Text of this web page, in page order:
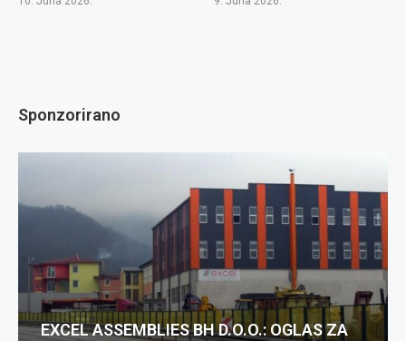
Sponzorirano
EXCEL ASSEMBLIES BH D.O.O.: OGLAS ZA